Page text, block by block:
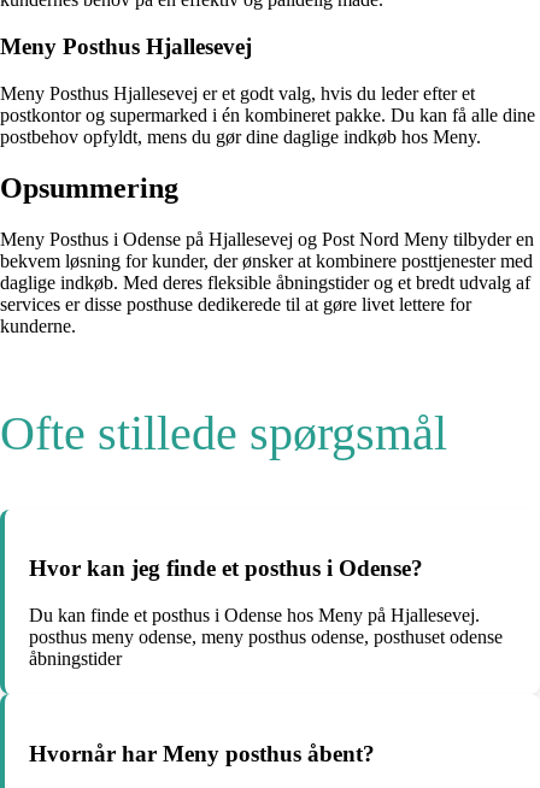
Meny Posthus Hjallesevej
Meny Posthus Hjallesevej er et godt valg, hvis du leder efter et
postkontor og supermarked i én kombineret pakke. Du kan få alle dine
postbehov opfyldt, mens du gør dine daglige indkøb hos Meny.
Opsummering
Meny Posthus i Odense på Hjallesevej og Post Nord Meny tilbyder en
bekvem løsning for kunder, der ønsker at kombinere posttjenester med
daglige indkøb. Med deres fleksible åbningstider og et bredt udvalg af
services er disse posthuse dedikerede til at gøre livet lettere for
kunderne.
Ofte stillede spørgsmål
Hvor kan jeg finde et posthus i Odense?
Du kan finde et posthus i Odense hos Meny på Hjallesevej.
posthus meny odense, meny posthus odense, posthuset odense
åbningstider
Hvornår har Meny posthus åbent?